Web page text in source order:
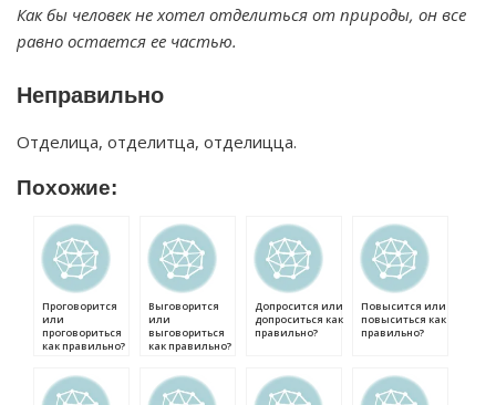
Как бы человек не хотел отделиться от природы, он все
равно остается ее частью.
Неправильно
Отделица, отделитца, отделицца.
Похожие:
Проговорится
или
проговориться
как правильно?
Выговорится
или
выговориться
как правильно?
Допросится или
допроситься как
правильно?
Повысится или
повыситься как
правильно?